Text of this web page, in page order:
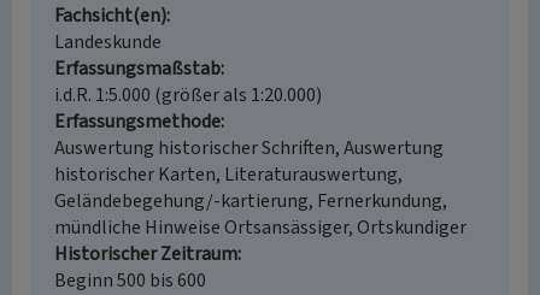
Fachsicht(en)
Landeskunde
Erfassungsmaßstab
i.d.R. 1:5.000 (größer als 1:20.000)
Erfassungsmethode
Auswertung historischer Schriften, Auswertung
historischer Karten, Literaturauswertung,
Geländebegehung/-kartierung, Fernerkundung,
mündliche Hinweise Ortsansässiger, Ortskundiger
Historischer Zeitraum
Beginn 500 bis 600